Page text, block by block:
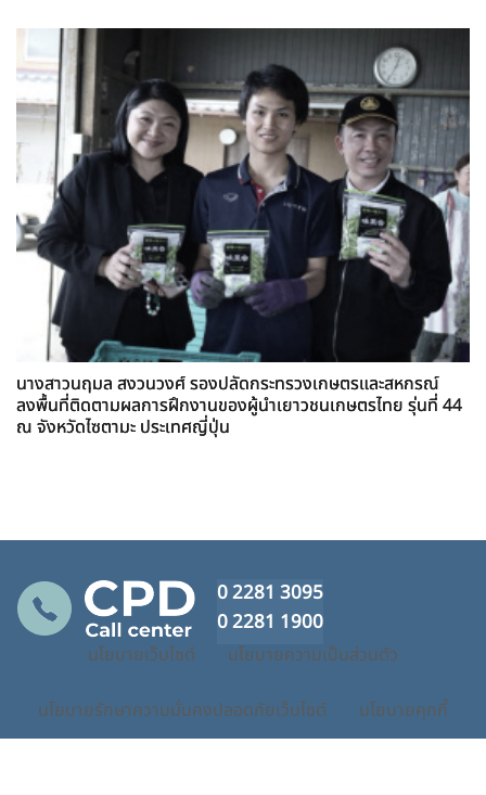
นางสาวนฤมล สงวนวงศ์ รองปลัดกระทรวงเกษตรและสหกรณ์
ลงพื้นที่ติดตามผลการฝึกงานของผู้นำเยาวชนเกษตรไทย รุ่นที่ 44
ณ จังหวัดไซตามะ ประเทศญี่ปุ่น
0 2281 3095
0 2281 1900
นโยบายเว็บไซต์ นโยบายความเป็นส่วนตัว
นโยบายรักษาความมั่นคงปลอดภัยเว็บไซต์ นโยบายคุกกี้